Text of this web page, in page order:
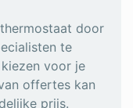
door
te
voor je
offertes kan
prijs.